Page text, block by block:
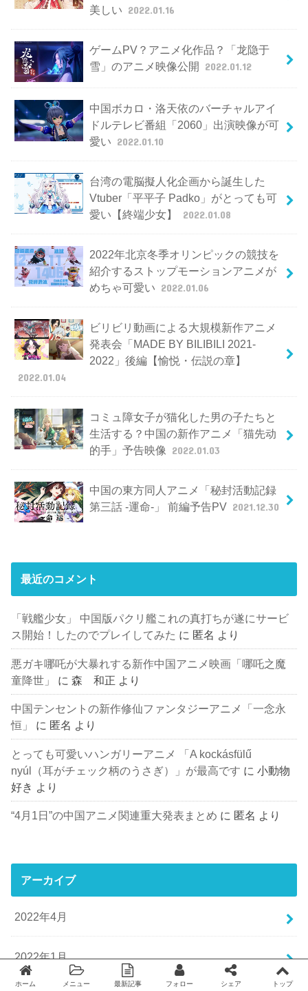
美しい 2022.01.16
ゲームPV？アニメ化作品？「龙隐于
雪」のアニメ映像公開 2022.01.12
中国ボカロ・洛天依のバーチャルアイ
ドルテレビ番組「2060」出演映像が可
愛い 2022.01.10
台湾の電脳擬人化企画から誕生した
Vtuber「平平子 Padko」がとっても可
愛い【終端少女】
2022.01.08
2022年北京冬季オリンピックの競技を
紹介するストップモーションアニメが
めちゃ可愛い 2022.01.06
ビリビリ動画による大規模新作アニメ
発表会「MADE BY BILIBILI 2021-
2022」後編【愉悦・伝説の章】
2022.01.04
コミュ障女子が猫化した男の子たちと
生活する？中国の新作アニメ「猫先动
的手」予告映像
2022.01.03
中国の東方同人アニメ「秘封活動記録
第三話 -運命-」 前編予告PV 2021.12.30
最近のコメント
「戦艦少女」 中国版パクリ艦これの真打ちが遂にサービ
ス開始！したのでプレイしてみた に 匿名 より
悪ガキ哪吒が大暴れする新作中国アニメ映画「哪吒之魔
童降世」
に森 和正 より
中国テンセントの新作修仙ファンタジーアニメ「一念永
恒」
に 匿名 より
とっても可愛いハンガリーアニメ 「A kockásfülű
nyúl（耳がチェック柄のうさぎ）」が最高です に小動物
好き より
“4月1日”の中国アニメ関連重大発表まとめ に 匿名 より
アーカイブ
2022年4月
2022年1月
ホーム メニュー 最新記事 フォロー シェア トップ
Twitter facebook